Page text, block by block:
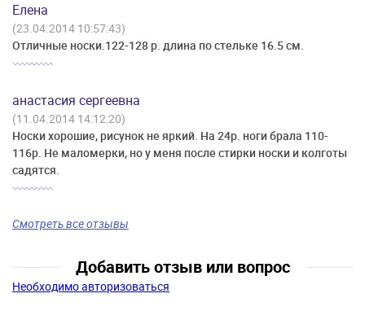
Елена
(23.04.2014 10:57:43)
Отличные носки.122-128 р. длина по стельке 16.5 см.
анастасия сергеевна
(11.04.2014 14:12:20)
Носки хорошие, рисунок не яркий. На 24р. ноги брала 110-
116р. Не маломерки, но у меня после стирки носки и колготы
садятся.
Смотреть все отзывы
Добавить отзыв или вопрос
Необходимо авторизоваться